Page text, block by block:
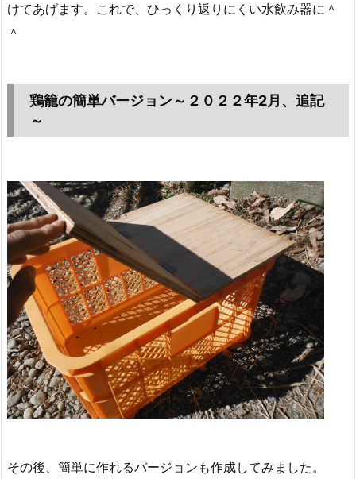
けてあげます。これで、ひっくり返りにくい水飲み器に＾
＾
鶏籠の簡単バージョン～２０２２年2月、追記
～
その後、簡単に作れるバージョンも作成してみました。